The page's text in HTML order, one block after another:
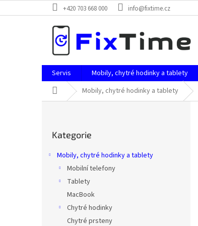
na
+420 703 668 000 info@fixtime.cz
Servis Mobily, chytré hodinky a tablety
Domů Mobily, chytré hodinky a tablety
kategorie
Kategorie
Mobily, chytré hodinky a tablety
Mobilní telefony
Tablety
MacBook
Chytré hodinky
Chytré prsteny